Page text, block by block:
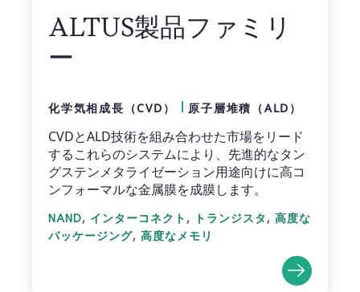
ALTUS製品ファミリ
ー
化学気相成長（CVD） 原子層堆積（ALD）
CVDとALD技術を組み合わせた市場をリード
するこれらのシステムにより、先進的なタン
グステンメタライゼーション用途向けに高コ
ンフォーマルな金属膜を成膜します。
NAND, インターコネクト , トランジスタ , 高度な
パッケージング, 高度なメモリ